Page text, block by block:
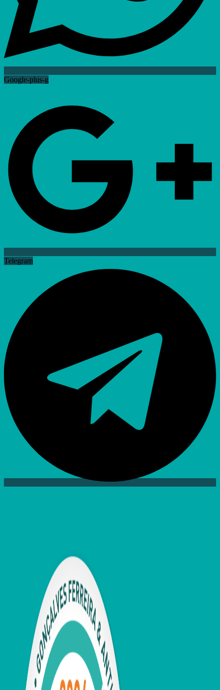
Google-plus-g
Telegram